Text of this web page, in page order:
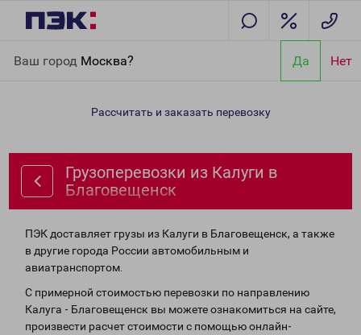
Ваш город Москва? Да Нет
Благовещенск
Рассчитать и заказать перевозку
Грузоперевозки из Калуги в
Благовещенск
ПЭК доставляет грузы из Калуги в Благовещенск, а также
в другие города России автомобильным и
авиатранспортом.
С примерной стоимостью перевозки по направлению
Калуга - Благовещенск вы можете ознакомиться на сайте,
произвести расчет стоимости с помощью онлайн-